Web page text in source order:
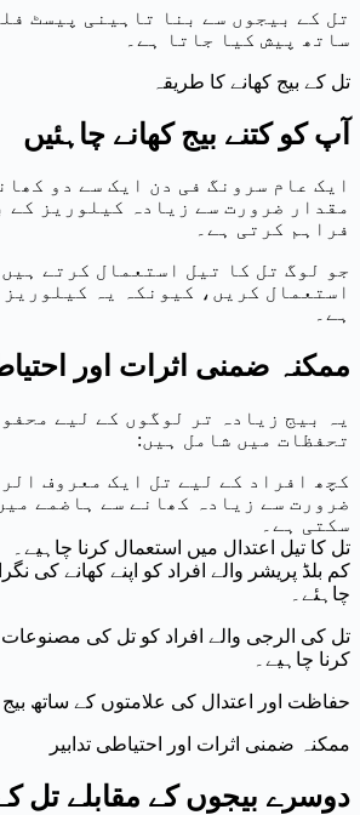
تل کے بیج کھانے کا طریقہ
آپ کو کتنے بیج کھانے چاہئیں
ایک عام سرونگ فی دن ایک سے دو
مقدار ضرورت سے زیادہ کیلوریز کے
فراہم کرتی ہے۔
جو لوگ تل کا تیل استعمال کرتے
استعمال کریں، کیونکہ یہ
ہے۔
ممکنہ ضمنی اثرات اور
یہ بیج زیادہ تر لوگوں کے لیے
تحفظات میں شامل ہیں:
کچھ افراد کے لیے تل ایک معروف
ضرورت سے زیادہ کھانے سے ہاضمے
سکتی ہے۔
تل کا تیل اعتدال میں استعمال کرنا چاہیے۔
کم بلڈ پریشر والے افراد کو اپنے کھانے کی
چاہئے۔
تل کی الرجی والے افراد کو تل کی
کرنا چاہیے۔
ممکنہ ضمنی اثرات اور احتیاطی تدابیر
دوسرے بیجوں کے مقابلے تل